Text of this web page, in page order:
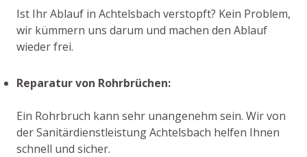
Ist Ihr Ablauf in Achtelsbach verstopft? Kein Problem,
wir kümmern uns darum und machen den Ablauf
wieder frei.
Reparatur von Rohrbrüchen:
Ein Rohrbruch kann sehr unangenehm sein. Wir von
der Sanitärdienstleistung Achtelsbach helfen Ihnen
schnell und sicher.